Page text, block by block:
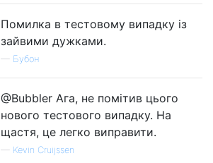
//    And then keep
.replaceAll("\\[(\\d+)"
+(p.contains( "~" )?
//    If the part
//     Append the
:
Помилка в тестовому випадку із
зайвими дужками.
— Бубон
@Bubbler Ага, не помітив цього
нового тестового випадку. На
щастя, це легко виправити.
— Kevin Cruijssen